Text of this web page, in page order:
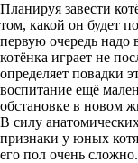
Планируя завести
том, какой он будет
первую очередь
котёнка играет не
определяет повадки
воспитание ещё
обстановке в новом
В силу
признаки у юных
его пол очень